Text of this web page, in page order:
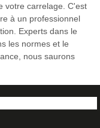
votre carrelage. C'est
à un professionnel
Experts dans le
les normes et le
nous saurons